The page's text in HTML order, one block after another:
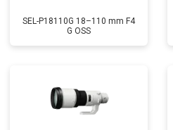
SEL-P18110G 18–110 mm F4
G OSS